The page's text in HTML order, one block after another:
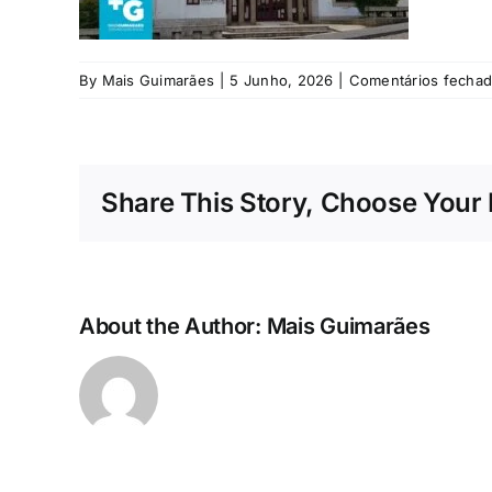
By Mais Guimarães 5 Junho, 2026 Comentários
Share This Story, Choose Your
About the Author: Mais Guimarães